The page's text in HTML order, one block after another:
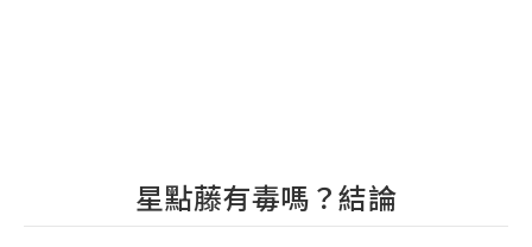
星點藤有毒嗎？結論